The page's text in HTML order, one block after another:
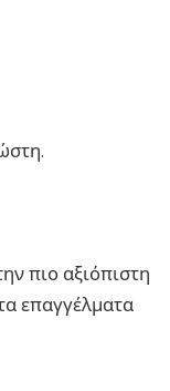
πιο αξιόπιστη
επαγγέλματα